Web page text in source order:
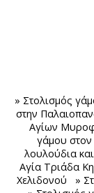
» Στολισμός
στην
Αγίων
γάμου στον
λουλούδια
Αγία Τριάδα
Χελιδονού
»